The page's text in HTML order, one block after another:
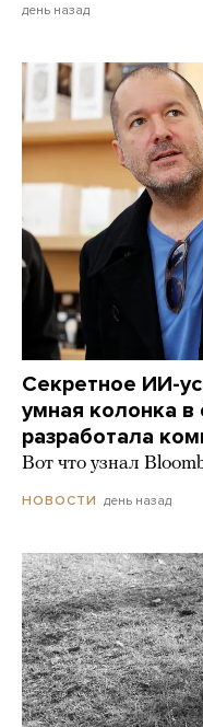
день назад
Секретное ИИ-
умная колонка
разработала
Вот что узнал
НОВОСТИ день назад